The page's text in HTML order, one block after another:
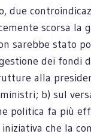
due
scorsa la
sarebbe stato
dei fondi
alla
b) sul
politica fa più
che la